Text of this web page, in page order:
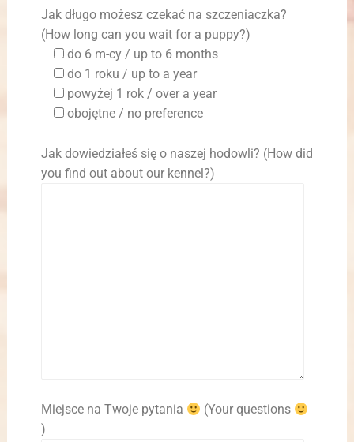
Jak długo możesz czekać na szczeniaczka?
(How long can you wait for a puppy?)
do 6 m-cy / up to 6 months
do 1 roku / up to a year
powyżej 1 rok / over a year
obojętne / no preference
Jak dowiedziałeś się o naszej hodowli? (How did
you find out about our kennel?)
Miejsce na Twoje pytania
(Your questions
)